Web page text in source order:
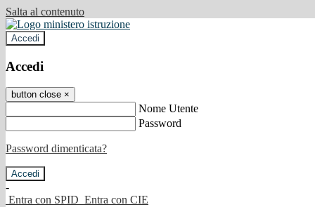
Salta al contenuto
Accedi
Accedi
button close ×
Nome Utente
Password
Password dimenticata?
-
Entra con SPID Entra con CIE